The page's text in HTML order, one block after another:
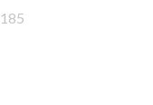
185